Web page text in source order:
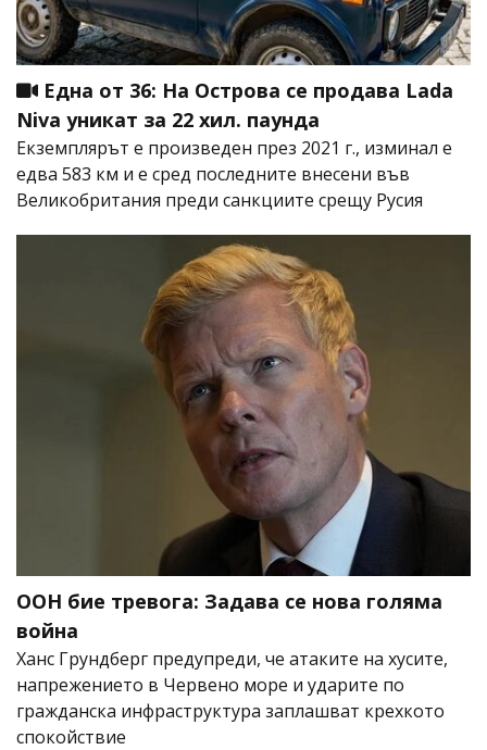
Една от 36: На Острова се продава Lada
Niva уникат за 22 хил. паунда
Екземплярът е произведен през 2021 г., изминал е
едва 583 км и е сред последните внесени във
Великобритания преди санкциите срещу Русия
ООН бие тревога: Задава се нова голяма
война
Ханс Грундберг предупреди, че атаките на хусите,
напрежението в Червено море и ударите по
гражданска инфраструктура заплашват крехкото
спокойствие